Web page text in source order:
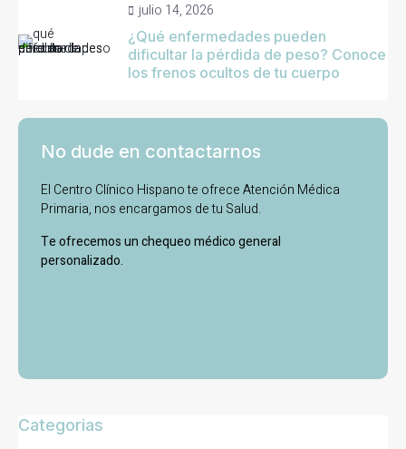
julio 14, 2026
¿Qué enfermedades pueden
dificultar la pérdida de peso? Conoce
los frenos ocultos de tu cuerpo
No dude en contactarnos
El Centro Clínico Hispano te ofrece Atención Médica
Primaria, nos encargamos de tu Salud.
Te ofrecemos un chequeo médico general
personalizado.
Categorias